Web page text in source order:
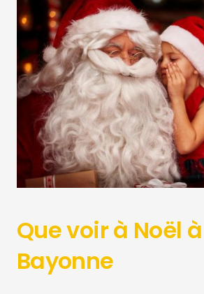
Que voir à Noël à
Bayonne